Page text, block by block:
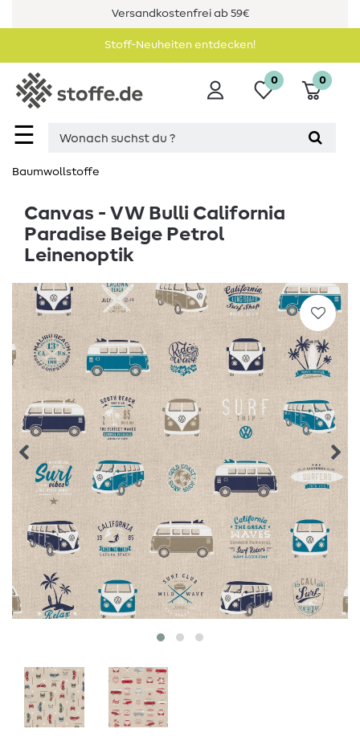
Versandkostenfrei ab 59€
Stoff-Neuheiten entdecken!
☰
0 0
Baumwollstoffe
Canvas - VW Bulli California
Paradise Beige Petrol
Leinenoptik